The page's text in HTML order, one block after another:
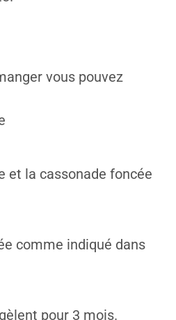
vous pouvez
et la cassonade foncée
comme indiqué dans
pour 3 mois.